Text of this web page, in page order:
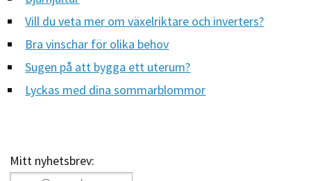
Vill du veta mer om växelriktare och inverters?
Bra vinschar för olika behov
Sugen på att bygga ett uterum?
Lyckas med dina sommarblommor
Mitt nyhetsbrev: